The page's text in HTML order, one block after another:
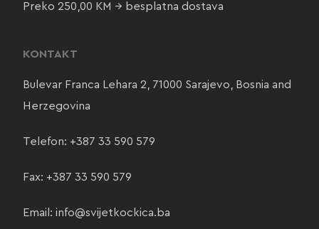
Preko 250,00 KM → besplatna dostava
KONTAKT
Bulevar Franca Lehara 2, 71000 Sarajevo, Bosnia and
Herzegovina
Telefon: +387 33 590 579
Fax: +387 33 590 579
Email: info@svijetkockica.ba